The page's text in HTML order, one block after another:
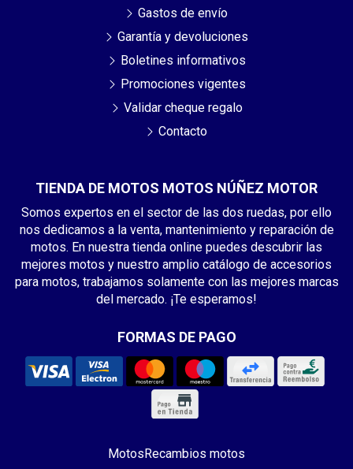
TIENDA DE MOTOS MOTOS NÚÑEZ MOTOR
Somos expertos en el sector de las dos ruedas, por ello
nos dedicamos a la venta, mantenimiento y reparación de
motos. En nuestra tienda online puedes descubrir las
mejores motos y nuestro amplio catálogo de accesorios
para motos, trabajamos solamente con las mejores marcas
del mercado. ¡Te esperamos!
FORMAS DE PAGO
Gastos de envío
Garantía y devoluciones
Boletines informativos
Promociones vigentes
Validar cheque regalo
Contacto
MotosRecambios motos